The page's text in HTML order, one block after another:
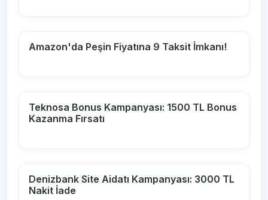
Amazon'da Peşin Fiyatına 9 Taksit İmkanı!
Teknosa Bonus Kampanyası: 1500 TL Bonus
Kazanma Fırsatı
Denizbank Site Aidatı Kampanyası: 3000 TL
Nakit İade